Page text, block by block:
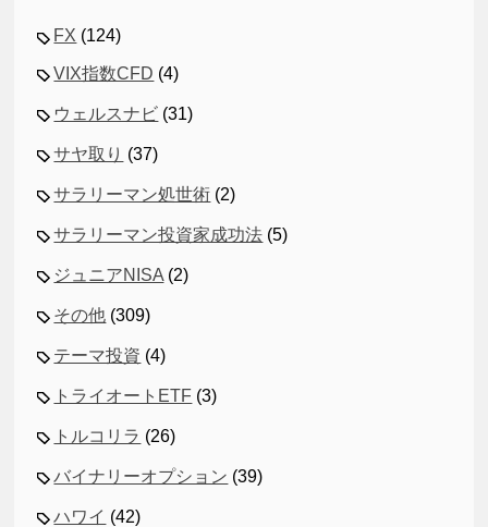
FX (124)
VIX指数CFD (4)
ウェルスナビ (31)
サヤ取り (37)
サラリーマン処世術 (2)
サラリーマン投資家成功法 (5)
ジュニアNISA (2)
その他 (309)
テーマ投資 (4)
トライオートETF (3)
トルコリラ (26)
バイナリーオプション (39)
ハワイ (42)